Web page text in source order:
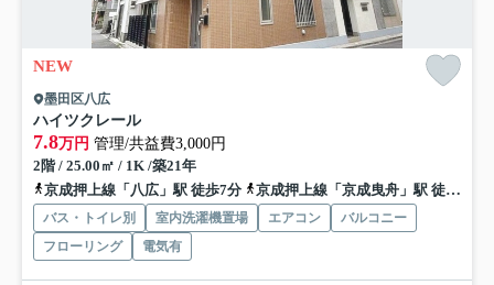
NEW
墨田区八広
ハイツクレール
7.8万円 管理/共益費3,000円
2階 / 25.00㎡ / 1K /築21年
京成押上線「八広」駅 徒歩7分
京成押上線「京成曳舟」駅 徒歩19分
バス・トイレ別 室内洗濯機置場 エアコン
バルコニー
フローリング
電気有